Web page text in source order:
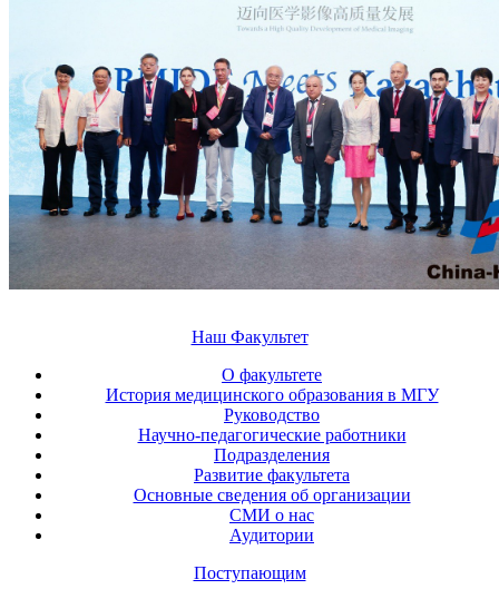
Наш Факультет
О факультете
История медицинского образования в МГУ
Руководство
Научно-педагогические работники
Подразделения
Развитие факультета
Основные сведения об организации
СМИ о нас
Аудитории
Поступающим